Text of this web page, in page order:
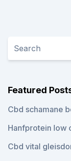
Featured
Cbd schamane
Hanfprotein low
Cbd vital